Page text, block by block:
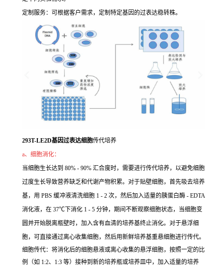
定制服务：可根据客户需求，定制特定基因的过表达稳转株。
293T-LE2D基因过表达细胞传代培养
a、细胞消化：
当细胞生长达到 80% - 90% 汇合度时，需要进行传代培养，以避免细胞
过度生长导致营养缺乏和代谢产物积累。对于贴壁细胞，首先吸去培养
基，用 PBS 缓冲液清洗细胞 1 - 2 次，然后加入适量的胰蛋白酶 - EDTA
消化液，在 37℃下消化 1 - 5 分钟，期间不断观察细胞状态，当细胞变
圆并开始脱离瓶壁时，加入含有血清的培养基终止消化。对于悬浮细
胞，可直接通过离心收集细胞，然后用新鲜培养基重悬细胞进行传代。
细胞传代：将消化后的细胞悬液或离心收集的悬浮细胞，按照一定的比
例（如 1:2、1:3 等）接种到新的培养瓶或培养皿中，加入适量的培养